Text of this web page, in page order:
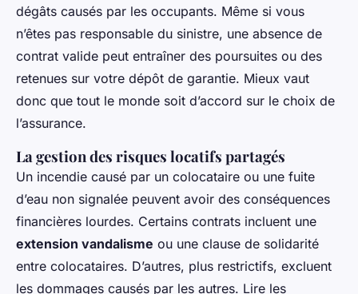
dégâts causés par les occupants. Même si vous
n’êtes pas responsable du sinistre, une absence de
contrat valide peut entraîner des poursuites ou des
retenues sur votre dépôt de garantie. Mieux vaut
donc que tout le monde soit d’accord sur le choix de
l’assurance.
La gestion des risques locatifs partagés
Un incendie causé par un colocataire ou une fuite
d’eau non signalée peuvent avoir des conséquences
financières lourdes. Certains contrats incluent une
extension vandalisme ou une clause de solidarité
entre colocataires. D’autres, plus restrictifs, excluent
les dommages causés par les autres. Lire les